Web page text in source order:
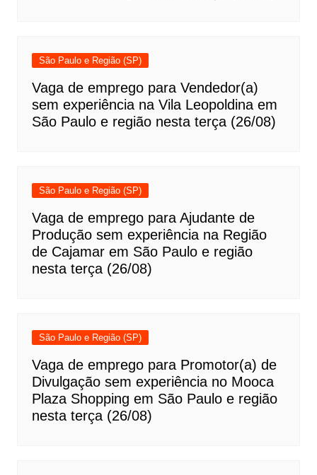
São Paulo e Região (SP)
Vaga de emprego para Vendedor(a)
sem experiência na Vila Leopoldina em
São Paulo e região nesta terça (26/08)
São Paulo e Região (SP)
Vaga de emprego para Ajudante de
Produção sem experiência na Região
de Cajamar em São Paulo e região
nesta terça (26/08)
São Paulo e Região (SP)
Vaga de emprego para Promotor(a) de
Divulgação sem experiência no Mooca
Plaza Shopping em São Paulo e região
nesta terça (26/08)